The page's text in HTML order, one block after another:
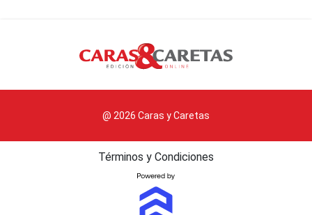
@ 2026 Caras y Caretas
Términos y Condiciones